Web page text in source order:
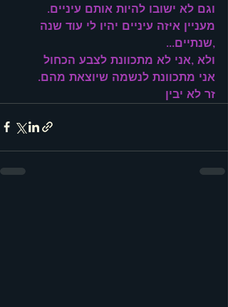
וגם לא ישובו להיות אותם עיניים.
מעניין איזה עיניים יהיו לי עוד שנה
,שנתיים...
ולא ,אני לא מתכוונת לצבע הכחול
אני מתכוונת לנשמה שיוצאת מהם.
זר לא יבין